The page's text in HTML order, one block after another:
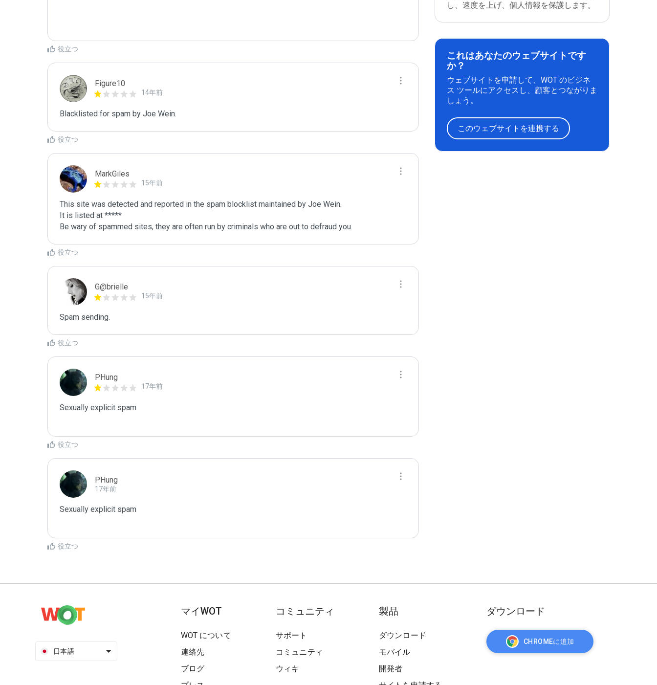
役立つ
Figure10
14年前
Blacklisted for spam by Joe Wein.
役立つ
MarkGiles
15年前
This site was detected and reported in the spam blocklist maintained by Joe Wein.
It is listed at *****
Be wary of spammed sites, they are often run by criminals who are out to defraud you.
役立つ
G@brielle
15年前
Spam sending.
役立つ
PHung
17年前
Sexually explicit spam
役立つ
PHung
17年前
Sexually explicit spam
役立つ
し、速度を上げ、個人情報を保護します。
これはあなたのウェブサイトです
か？
ウェブサイトを申請して、WOT のビジネ
ス ツールにアクセスし、顧客とつながりま
しょう。
このウェブサイトを連携する
日本語
マイWOT
WOT について
連絡先
ブログ
コミュニティ
サポート
コミュニティ
ウィキ
製品
ダウンロード
モバイル
開発者
ダウンロード
CHROMEに追加